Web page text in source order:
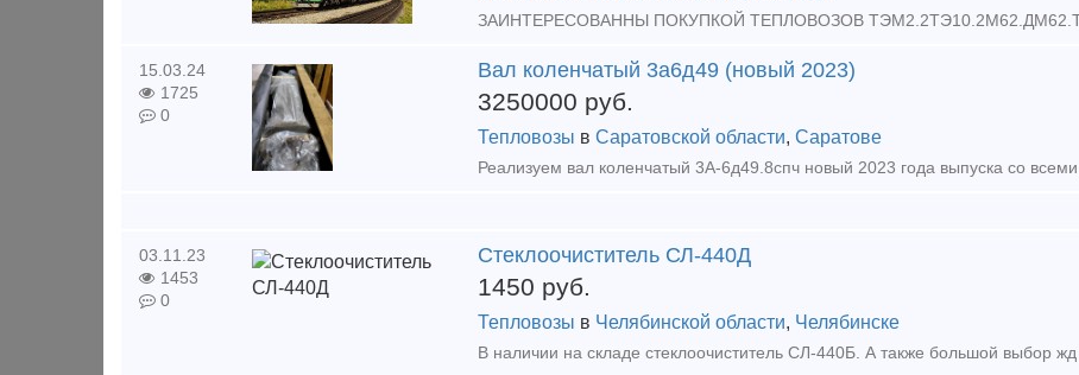
ЗАИНТЕРЕСОВАННЫ ПОКУПКОЙ ТЕПЛОВОЗОВ
15.03.24
1725
0
Вал коленчатый 3а6д49 (новый 2023)
3250000 руб.
Тепловозы в Саратовской области, Саратове
Реализуем вал коленчатый 3А-6д49.8спч новый 2023 года выпуска со
03.11.23
1453
0
Стеклоочиститель СЛ-440Д
1450 руб.
Тепловозы в Челябинской области, Челябинске